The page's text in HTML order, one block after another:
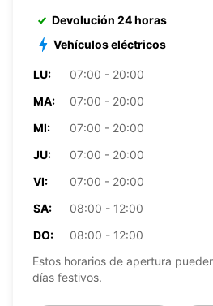
Devolución 24 horas
Vehículos eléctricos
LU:
07:00 - 20:00
MA:
07:00 - 20:00
MI:
07:00 - 20:00
JU:
07:00 - 20:00
VI:
07:00 - 20:00
SA:
08:00 - 12:00
DO:
08:00 - 12:00
Estos horarios de apertura
días festivos.